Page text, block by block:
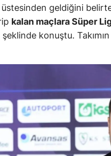
geldiğini
kalan maçlara Süper
şeklinde konuştu.